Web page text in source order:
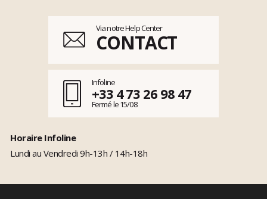
Via notre Help Center
CONTACT
Infoline
+33 4 73 26 98 47
Fermé le 15/08
Horaire Infoline
Lundi au Vendredi 9h-13h / 14h-18h